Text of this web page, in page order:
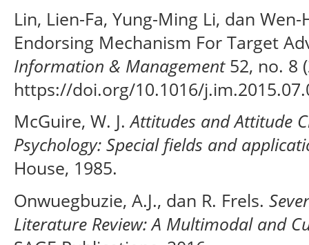
Lin, Lien-Fa, Yung-Ming Li, dan Wen-
Endorsing Mechanism For Target
Information & Management52, no. 8
https://doi.org/10.1016/
McGuire, W. J.Attitudes and Attitude
Psychology: Special fields and
House, 1985.
Onwuegbuzie, A.J., dan R. Frels.
Literature Review: A Multimodal and